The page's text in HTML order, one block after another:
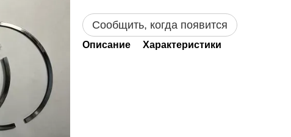
Сообщить, когда появится
Описание Характеристики